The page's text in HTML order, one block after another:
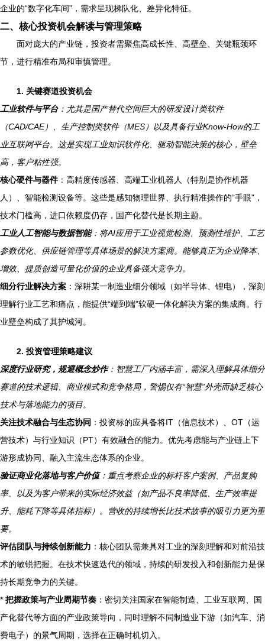
企业的“数字化车间”，需求呈现梯队化、差异化特征。
二、核心投资机会解读与管理策略
面对庞大的产业链，投资者需聚焦高成长性、高壁垒、关键瓶颈环
节，进行精准布局和审慎管理。
1. 关键赛道投资机会
工业软件与平台：尤其是国产替代空间巨大的研发设计类软件
（CAD/CAE）、生产控制类软件（MES）以及具备行业Know-How的工
业互联网平台。这是实现工业知识软件化、驱动智能决策的核心，壁垒
高，客户粘性强。
核心硬件与器件：高精度传感器、高端工业机器人（特别是协作机器
人）、智能检测设备等。这些是感知物理世界、执行精准操作的“手眼”，
技术门槛高，进口依赖度仍存，国产化替代是长期主题。
工业人工智能与数据智能：将AI应用于工业视觉检测、预测性维护、工艺
参数优化、供应链管理等具体场景的解决方案商。能够真正为企业降本、
增效、提质创造可量化价值的企业具备强大竞争力。
细分行业解决方案 ：深耕某一制造业细分领域（如半导体、锂电），深刻
理解行业工艺和痛点，能提供“端到端”软硬一体化解决方案的集成商。行
业壁垒构成了其护城河。
2. 投资管理策略建议
深度行业研究，规避概念炒作：智慧工厂内涵丰富，需深入理解具体细分
赛道的技术逻辑、商业模式和竞争格局，警惕仅有“智慧”外壳而缺乏核心
技术与落地能力的项目。
关注技术融合与生态协同 ：投资标的应具备将IT（信息技术）、OT（运
营技术）与行业知识（PT）有效融合的能力。优先考虑能与产业链上下
游形成协同、融入主流生态体系的企业。
验证商业化落地与客户价值：重点考察企业的标杆客户案例、产品复购
率、以及为客户带来的实际经济效益（如产品不良率降低、生产效率提
升、能耗下降等具体指标）。营收的持续增长比技术故事的吸引力更为重
要。
评估团队与持续创新能力 ：核心团队需兼具对工业的深刻理解和对前沿技
术的敏锐把握。在技术快速迭代的领域，持续的研发投入和创新能力是保
持长期竞争力的关键。
* 把握政策与产业周期节奏 ：密切关注国家在智能制造、工业互联网、国
产化替代等方面的产业政策导向，同时理解不同制造业下游（如汽车、消
费电子）的景气周期，选择在正确时机切入。